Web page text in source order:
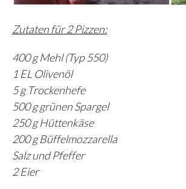
Zutaten für 2 Pizzen:
400 g Mehl (Typ 550)
1 EL Olivenöl
5 g Trockenhefe
500 g grünen Spargel
250 g Hüttenkäse
200 g Büffelmozzarella
Salz und Pfeffer
2 Eier